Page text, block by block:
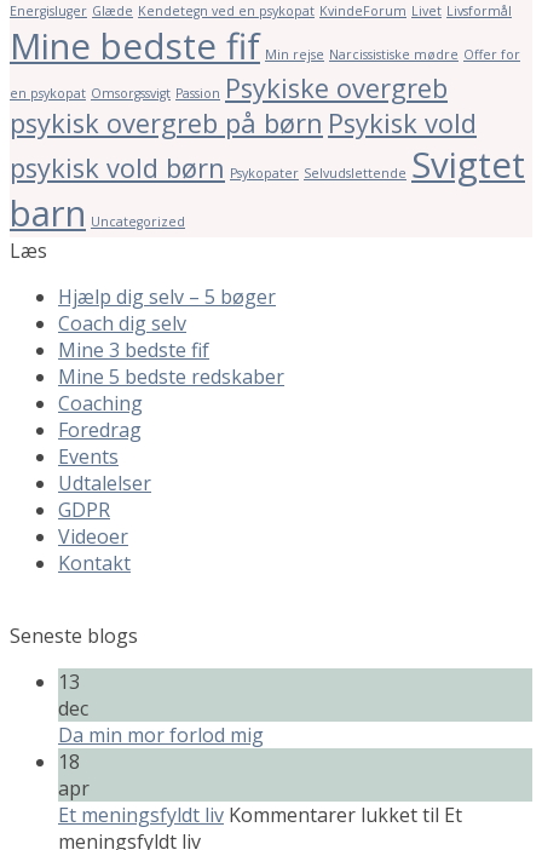
Energisluger Glæde Kendetegn ved en psykopat KvindeForum Livet Livsformål
Mine bedste fif Min rejse Narcissistiske mødre Offer for
en psykopat Omsorgssvigt Passion Psykiske overgreb
psykisk overgreb på børn Psykisk vold
psykisk vold børn Psykopater Selvudslettende Svigtet
barn Uncategorized
Læs
Hjælp dig selv – 5 bøger
Coach dig selv
Mine 3 bedste fif
Mine 5 bedste redskaber
Coaching
Foredrag
Events
Udtalelser
GDPR
Videoer
Kontakt
Seneste blogs
13
dec
Da min mor forlod mig
18
apr
Et meningsfyldt liv Kommentarer lukkettil Et
meningsfyldt liv